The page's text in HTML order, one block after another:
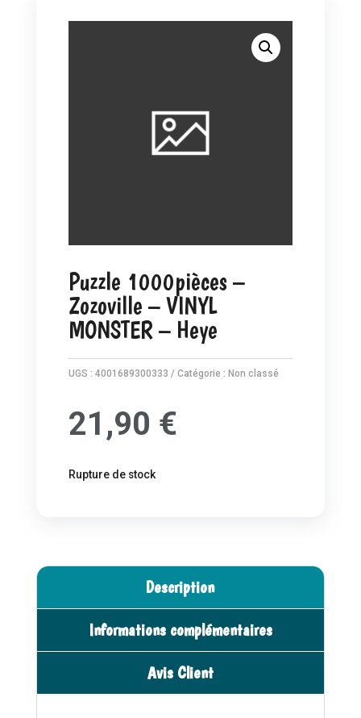
Puzzle 1000pièces –
Zozoville – VINYL
MONSTER – Heye
UGS : 4001689300333 Catégorie : Non classé
21,90 €
Rupture de stock
Description
Informations complémentaires
Avis Client